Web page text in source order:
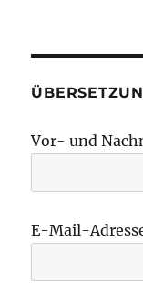
Vor- und
E-Mail-